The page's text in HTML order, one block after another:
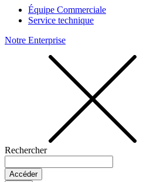
Équipe Commerciale
Service technique
Notre Enterprise
Rechercher